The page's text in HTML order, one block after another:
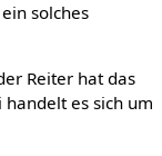
solches
Reiter hat das
es sich um